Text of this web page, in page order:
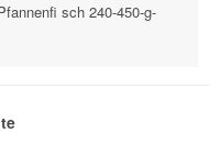
sch 240-450-g-